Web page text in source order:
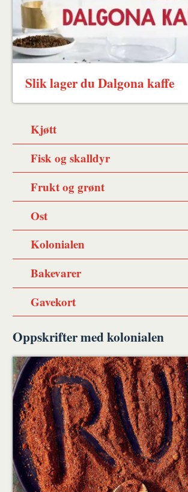
Slik lager du Dalgona kaffe
Kjøtt
Fisk og skalldyr
Frukt og grønt
Ost
Kolonialen
Bakevarer
Gavekort
Oppskrifter med kolonialen